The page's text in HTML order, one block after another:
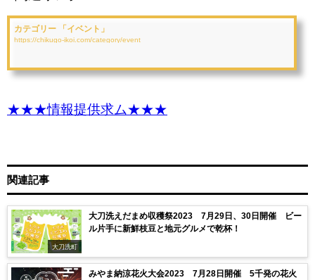
カテゴリー 「イベント」
https://chikugo-ikoi.com/category/event
★★★情報提供求ム★★★
関連記事
大刀洗町
大刀洗えだまめ収穫祭2023 7月29日、30日開催 ビー
ル片手に新鮮枝豆と地元グルメで乾杯！
みやま納涼花火大会2023 7月28日開催 5千発の花火